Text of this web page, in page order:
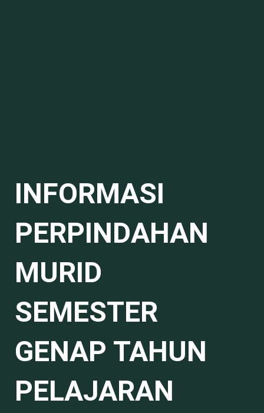
INFORMASI
PERPINDAHAN
MURID
SEMESTER
GENAP TAHUN
PELAJARAN